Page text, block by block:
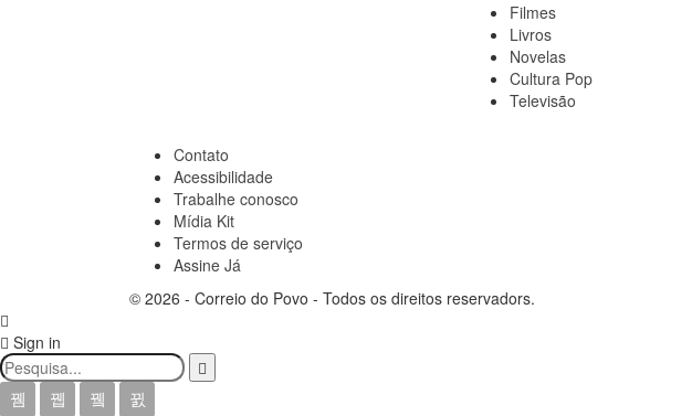
Filmes
Livros
Novelas
Cultura Pop
Televisão
Contato
Acessibilidade
Trabalhe conosco
Mídia Kit
Termos de serviço
Assine Já
© 2026 - Correio do Povo - Todos os direitos reservadors.
Sign in